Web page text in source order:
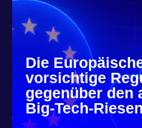
Die
vorsichtige
gegenüber den
Big-Tech-Riesen